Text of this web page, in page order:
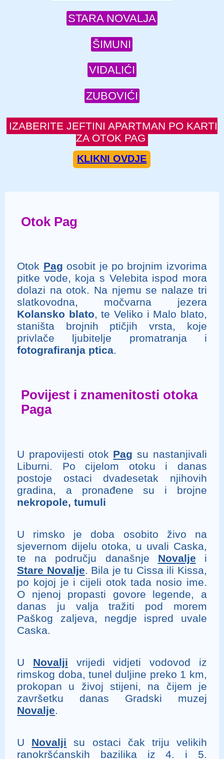
STARA NOVALJA
ŠIMUNI
VIDALIĆI
ZUBOVIĆI
IZABERITE JEFTINI APARTMAN PO KARTI
ZA OTOK PAG
KLIKNI OVDJE
Otok Pag
Otok Pag osobit je po brojnim izvorima
pitke vode, koja s Velebita ispod mora
dolazi na otok. Na njemu se nalaze tri
slatkovodna, močvarna jezera
Kolansko blato, te Veliko i Malo blato,
staništa brojnih ptičjih vrsta, koje
privlače ljubitelje promatranja i
fotografiranja ptica.
Povijest i znamenitosti otoka
Paga
U prapovijesti otok Pag su nastanjivali
Liburni. Po cijelom otoku i danas
postoje ostaci dvadesetak njihovih
gradina, a pronađene su i brojne
nekropole, tumuli
U rimsko je doba osobito živo na
sjevernom dijelu otoka, u uvali Caska,
te na području današnje Novalje i
Stare Novalje . Bila je tu Cissa ili Kissa,
po kojoj je i cijeli otok tada nosio ime.
O njenoj propasti govore legende, a
danas ju valja tražiti pod morem
Paškog zaljeva, negdje ispred uvale
Caska.
U Novalji vrijedi vidjeti vodovod iz
rimskog doba, tunel duljine preko 1 km,
prokopan u živoj stijeni, na čijem je
završetku danas Gradski muzej
Novalje
U Novalji su ostaci čak triju velikih
ranokršćanskih bazilika iz 4. i 5.